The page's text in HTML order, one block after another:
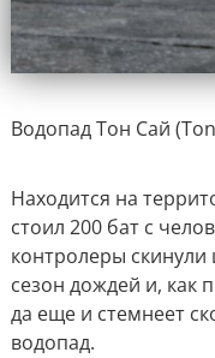
Водопад Тон Сай
Находится на
стоил 200 бат с
контролеры скинули
сезон дождей и, как
да еще и стемнеет
водопад.